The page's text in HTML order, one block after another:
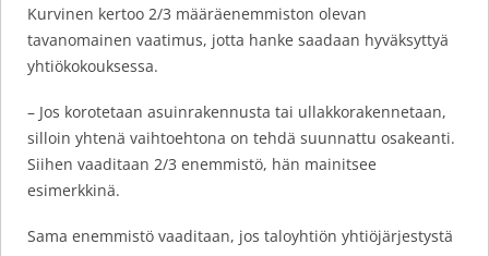
Kurvinen kertoo 2/3 määräenemmiston olevan
tavanomainen vaatimus, jotta hanke saadaan hyväksyttyä
yhtiökokouksessa.
– Jos korotetaan asuinrakennusta tai ullakkorakennetaan,
silloin yhtenä vaihtoehtona on tehdä suunnattu osakeanti.
Siihen vaaditaan 2/3 enemmistö, hän mainitsee
esimerkkinä.
Sama enemmistö vaaditaan, jos taloyhtiön yhtiöjärjestystä